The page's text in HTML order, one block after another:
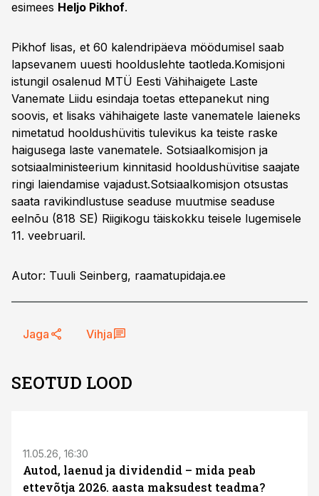
esimees Heljo Pikhof.
Pikhof lisas, et 60 kalendripäeva möödumisel saab
lapsevanem uuesti hoolduslehte taotleda.Komisjoni
istungil osalenud MTÜ Eesti Vähihaigete Laste
Vanemate Liidu esindaja toetas ettepanekut ning
soovis, et lisaks vähihaigete laste vanematele laieneks
nimetatud hooldushüvitis tulevikus ka teiste raske
haigusega laste vanematele. Sotsiaalkomisjon ja
sotsiaalministeerium kinnitasid hooldushüvitise saajate
ringi laiendamise vajadust.Sotsiaalkomisjon otsustas
saata ravikindlustuse seaduse muutmise seaduse
eelnõu (818 SE) Riigikogu täiskokku teisele lugemisele
11. veebruaril.
Autor: Tuuli Seinberg, raamatupidaja.ee
Jaga Vihja
SEOTUD LOOD
11.05.26, 16:30
Autod, laenud ja dividendid – mida peab
ettevõtja 2026. aasta maksudest teadma?